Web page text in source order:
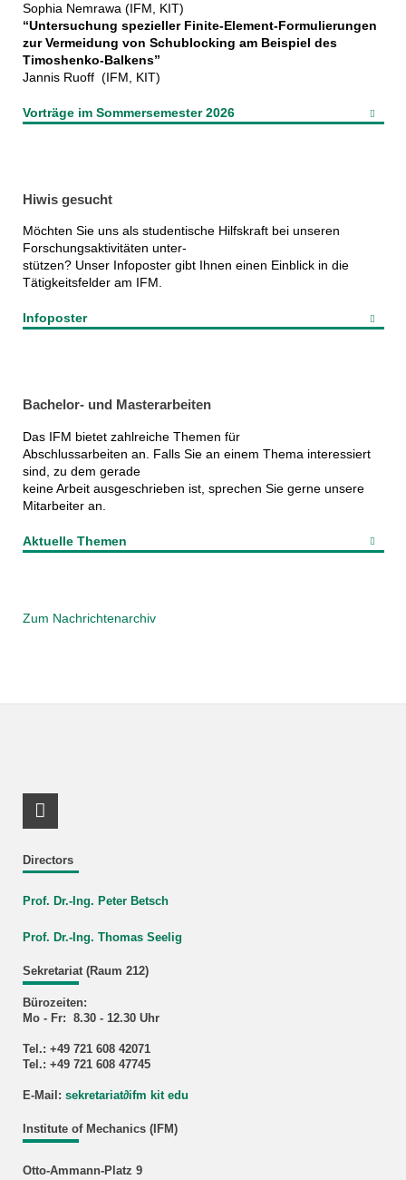
Sophia Nemrawa (IFM, KIT)
“Untersuchung spezieller Finite-Element-Formulierungen
zur Vermeidung von Schublocking am Beispiel des
Timoshenko-Balkens”
Jannis Ruoff (IFM, KIT)
Vorträge im Sommersemester 2026
Hiwis gesucht
Möchten Sie uns als studentische Hilfskraft bei unseren
Forschungsaktivitäten unter-
stützen? Unser Infoposter gibt Ihnen einen Einblick in die
Tätigkeitsfelder am IFM.
Infoposter
Bachelor- und Masterarbeiten
Das IFM bietet zahlreiche Themen für
Abschlussarbeiten an. Falls Sie an einem Thema interessiert
sind, zu dem gerade
keine Arbeit ausgeschrieben ist, sprechen Sie gerne unsere
Mitarbeiter an.
Aktuelle Themen
Zum Nachrichtenarchiv
Directors
Prof. Dr.-Ing. Peter Betsch
Prof. Dr.-Ing. Thomas Seelig
Sekretariat (Raum 212)
Bürozeiten:
Mo - Fr: 8.30 - 12.30 Uhr
Tel.: +49 721 608 42071
Tel.: +49 721 608 47745
E-Mail: sekretariat∂ifm kit edu
Institute of Mechanics (IFM)
Otto-Ammann-Platz 9
RSS-Feed